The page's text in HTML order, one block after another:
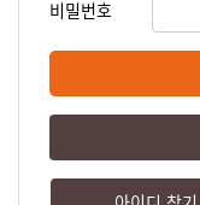
비밀번호